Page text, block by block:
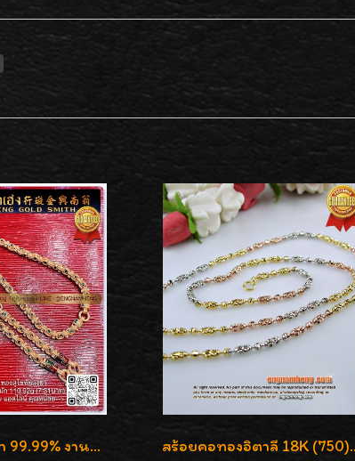
สร้อยคอทองคำ 99.99% งานลงยาสุโขทัยแท้ งานช่างทองโบราณ หรูหรา น่าสะสมค่ะ สร้อยคอทองอิตาลี 18K